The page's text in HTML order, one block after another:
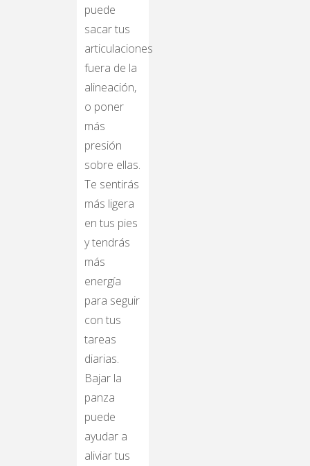
puede
sacar tus
articulaciones
fuera de la
alineación,
o poner
más
presión
sobre ellas.
Te sentirás
más ligera
en tus pies
y tendrás
más
energía
para seguir
con tus
tareas
diarias.
Bajar la
panza
puede
ayudar a
aliviar tus